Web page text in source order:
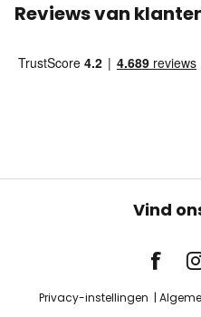
Reviews van
Vind
Privacy-instellingen